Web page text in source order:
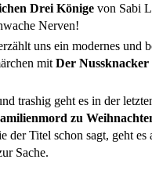
Drei Königevon Sabi
Nerven!
uns ein modernes und
mit Der Nussknacker
trashig geht es in der
zu
der Titel schon sagt, geht es
Sache.